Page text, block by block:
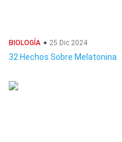
BIOLOGÍA 25 Dic 2024
32 Hechos Sobre Melatonina